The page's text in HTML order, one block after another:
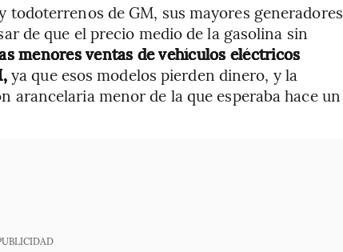
todoterrenos de GM, sus mayores generadores
de que el precio medio de la gasolina sin
menores ventas de vehículos eléctricos
ya que esos modelos pierden dinero, y la
arancelaria menor de la que esperaba hace un